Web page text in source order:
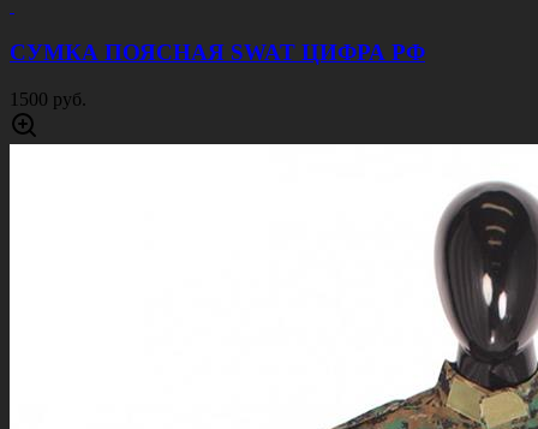
СУМКА ПОЯСНАЯ SWAT ЦИФРА РФ
1500 руб.